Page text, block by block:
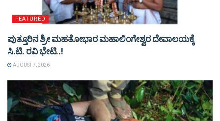
FEATURED
ಪುತ್ತೂರಿನ ಶ್ರೀ ಮಹತೋಭಾರ ಮಹಾಲಿಂಗೇಶ್ವರ ದೇವಾಲಯಕ್ಕೆ
ಸಿ.ಟಿ. ರವಿ ಭೇಟಿ..!
AUGUST 7, 2026